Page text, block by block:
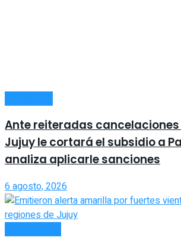
Ante reiteradas cancelaciones
Jujuy le cortará el subsidio a
analiza aplicarle sanciones
6 agosto, 2026